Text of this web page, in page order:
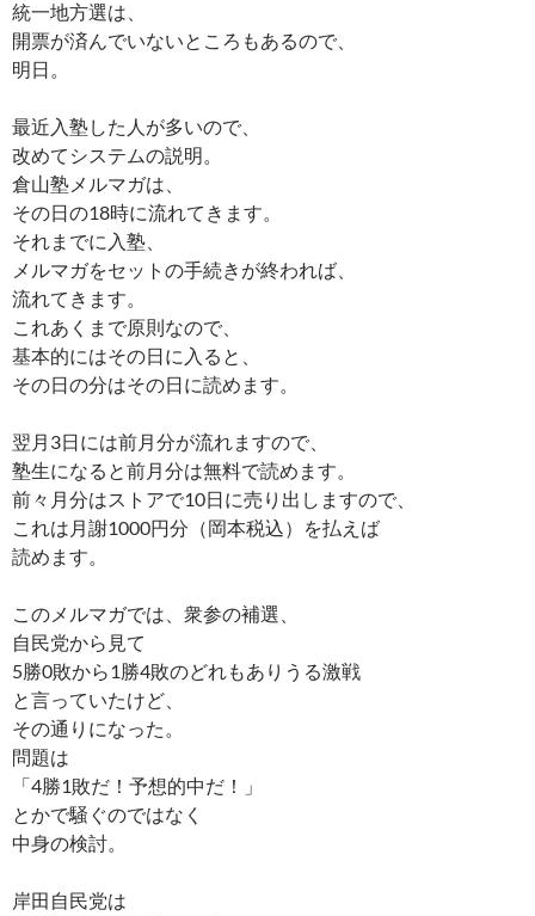
統一地方選は、
開票が済んでいないところもあるので、
明日。
最近入塾した人が多いので、
改めてシステムの説明。
倉山塾メルマガは、
その日の18時に流れてきます。
それまでに入塾、
メルマガをセットの手続きが終われば、
流れてきます。
これあくまで原則なので、
基本的にはその日に入ると、
その日の分はその日に読めます。
翌月3日には前月分が流れますので、
塾生になると前月分は無料で読めます。
前々月分はストアで10日に売り出しますので、
これは月謝1000円分（岡本税込）を払えば
読めます。
このメルマガでは、衆参の補選、
自民党から見て
5勝0敗から1勝4敗のどれもありうる激戦
と言っていたけど、
その通りになった。
問題は
「4勝1敗だ！予想的中だ！」
とかで騒ぐのではなく
中身の検討。
岸田自民党は